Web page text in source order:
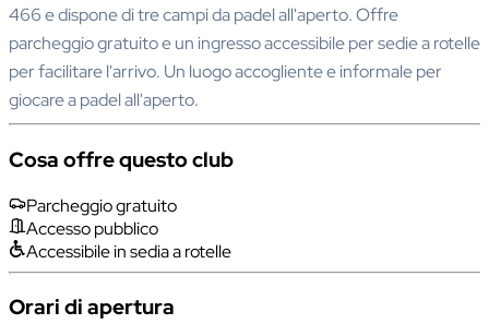
466 e dispone di tre campi da padel all'aperto. Offre
parcheggio gratuito e un ingresso accessibile per sedie a rotelle
per facilitare l'arrivo. Un luogo accogliente e informale per
giocare a padel all'aperto.
Cosa offre questo club
Parcheggio gratuito
Accesso pubblico
Accessibile in sedia a rotelle
Orari di apertura